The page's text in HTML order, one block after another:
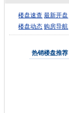
楼盘速查 最新开盘
楼盘动态 购房导航
热销楼盘推荐